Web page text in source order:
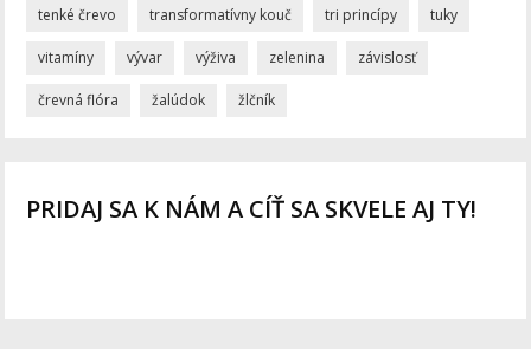
tenké črevo transformatívny kouč tri princípy tuky
vitamíny vývar výživa zelenina závislosť
črevná flóra žalúdok žlčník
PRIDAJ SA K NÁM A CÍŤ SA SKVELE AJ TY!